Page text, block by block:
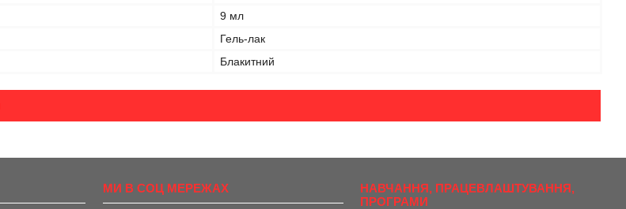
9 мл
Гель-лак
Блакитний
МИ В СОЦ МЕРЕЖАХ
НАВЧАННЯ, ПРАЦЕВЛАШТУВАННЯ,
ПРОГРАМИ